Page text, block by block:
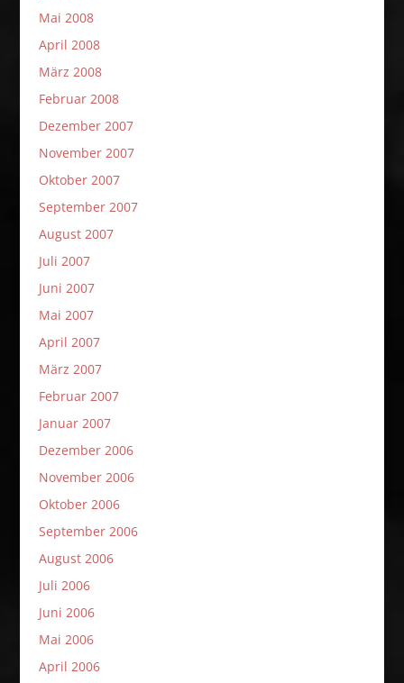
Mai 2008
April 2008
März 2008
Februar 2008
Dezember 2007
November 2007
Oktober 2007
September 2007
August 2007
Juli 2007
Juni 2007
Mai 2007
April 2007
März 2007
Februar 2007
Januar 2007
Dezember 2006
November 2006
Oktober 2006
September 2006
August 2006
Juli 2006
Juni 2006
Mai 2006
April 2006